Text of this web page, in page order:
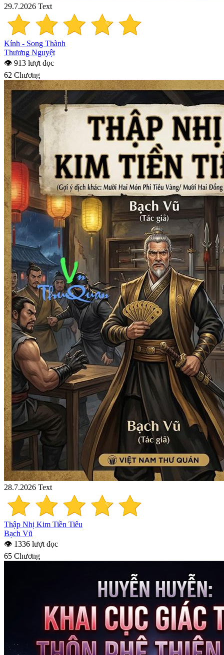
29.7.2026 Text
Kính - Song Thành
Thương Nguyệt
👁 913 lượt đọc
62 Chương
28.7.2026 Text
Thập Nhị Kim Tiền Tiêu
Bạch Vũ
👁 1336 lượt đọc
65 Chương